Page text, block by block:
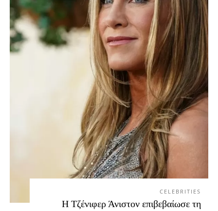
CELEBRITIES
Η Τζένιφερ Άνιστον επιβεβαίωσε τη